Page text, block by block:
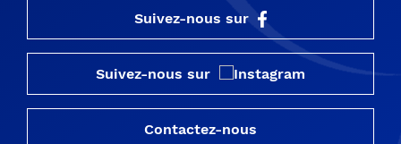
Suivez-nous sur
Suivez-nous sur
Contactez-nous